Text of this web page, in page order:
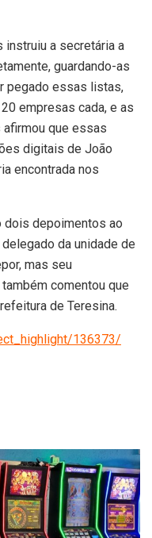
instruiu a secretária a
guardando-as
pegado essas listas,
empresas cada, e as
que essas
digitais de João
encontrada nos
depoimentos ao
da unidade de
mas seu
comentou que
de Teresina.
136373/